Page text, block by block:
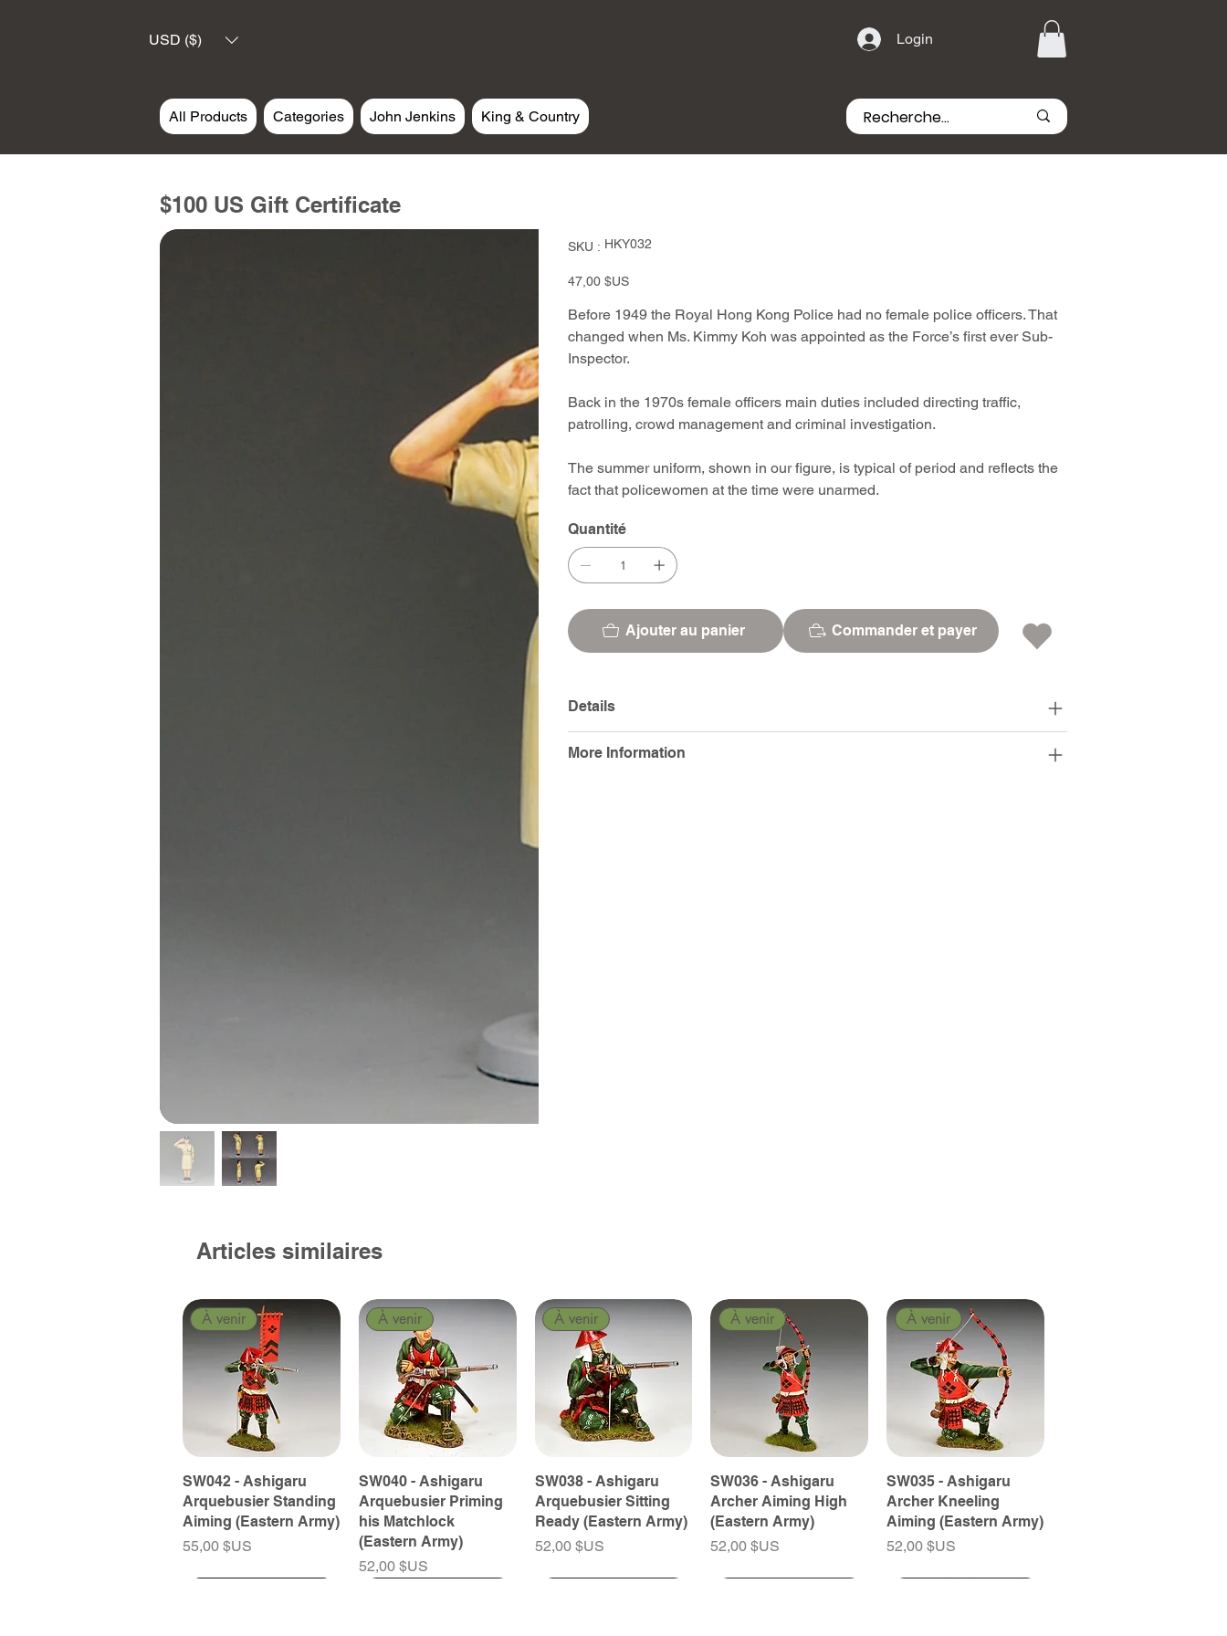
USD ($) Login
All Products Categories John Jenkins King & Country
$100 US Gift Certificate
SKU : SKU
HKY032
HKY032
Prix
47,00 $US
Before 1949 the Royal Hong Kong Police had no female police officers. That
changed when Ms. Kimmy Koh was appointed as the Force’s first ever Sub-
Inspector.
Back in the 1970s female officers main duties included directing traffic,
patrolling, crowd management and criminal investigation.
The summer uniform, shown in our figure, is typical of period and reflects the
fact that policewomen at the time were unarmed.
Quantité
Ajouter au panier Commander et payer
Details
More Information
Articles similaires
À venir
SW042 - Ashigaru
Arquebusier Standing
Aiming (Eastern Army)
Prix
55,00 $US
À venir
SW040 - Ashigaru
Arquebusier Priming
his Matchlock
(Eastern Army)
Prix
52,00 $US
À venir
SW038 - Ashigaru
Arquebusier Sitting
Ready (Eastern Army)
Prix
52,00 $US
À venir
SW036 - Ashigaru
Archer Aiming High
(Eastern Army)
Prix
52,00 $US
À venir
SW035 - Ashigaru
Archer Kneeling
Aiming (Eastern Army)
Prix
52,00 $US